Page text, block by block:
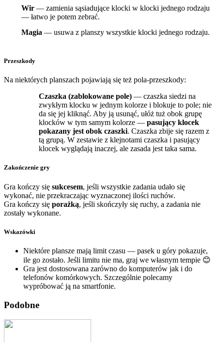
Wir — zamienia sąsiadujące klocki w klocki jednego rodzaju
— łatwo je potem zebrać.
Magia — usuwa z planszy wszystkie klocki jednego rodzaju.
Przeszkody
Na niektórych planszach pojawiają się też pola-przeszkody:
Czaszka (zablokowane pole) — czaszka siedzi na
zwykłym klocku w jednym kolorze i blokuje to pole; nie
da się jej kliknąć. Aby ją usunąć, ułóż tuż obok grupę
klocków w tym samym kolorze — pasujący klocek
pokazany jest obok czaszki. Czaszka zbije się razem z
tą grupą. W zestawie z klejnotami czaszka i pasujący
klocek wyglądają inaczej, ale zasada jest taka sama.
Zakończenie gry
Gra kończy się sukcesem, jeśli wszystkie zadania udało się
wykonać, nie przekraczając wyznaczonej ilości ruchów.
Gra kończy się porażką, jeśli skończyły się ruchy, a zadania nie
zostały wykonane.
Wskazówki
Niektóre plansze mają limit czasu — pasek u góry pokazuje,
ile go zostało. Jeśli limitu nie ma, graj we własnym tempie 😊
Gra jest dostosowana zarówno do komputerów jak i do
telefonów komórkowych. Szczególnie polecamy
wypróbować ją na smartfonie.
Podobne